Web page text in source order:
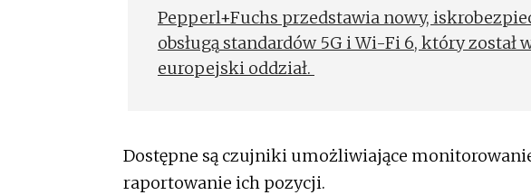
Pepperl+Fuchs przedstawia nowy,
obsługą standardów 5G i Wi-Fi 6, który został
europejski oddział.
Dostępne są czujniki umożliwiające
raportowanie ich pozycji.